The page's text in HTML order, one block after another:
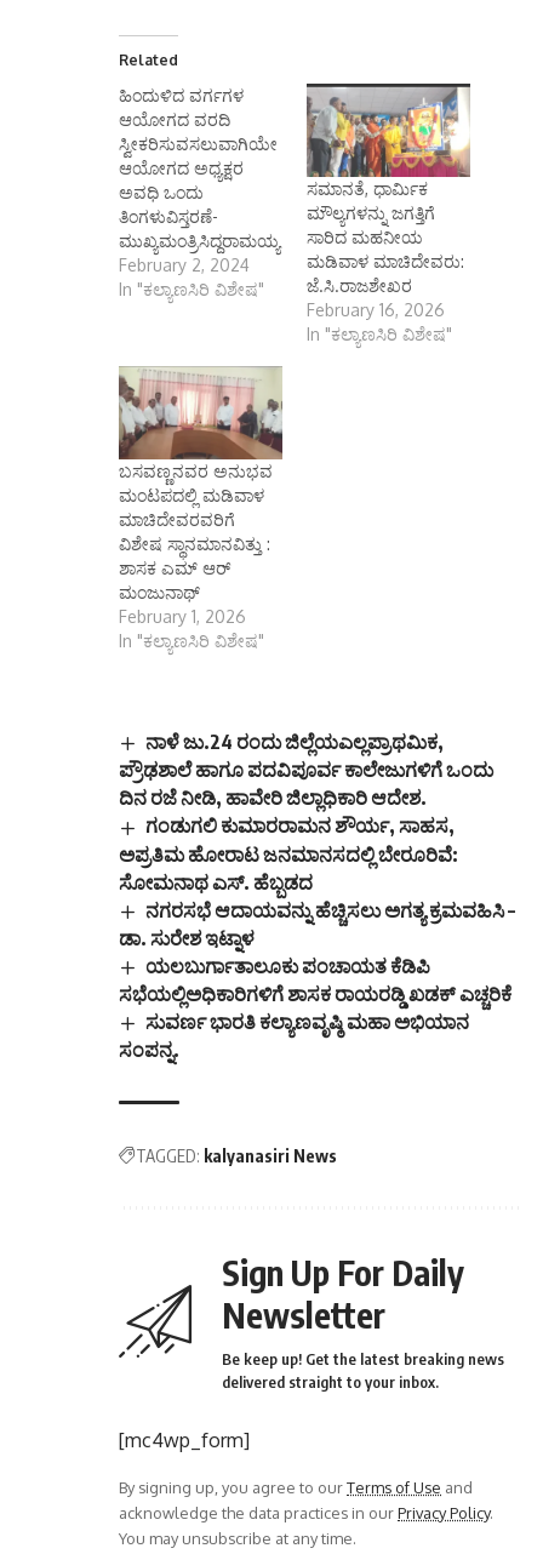
Related
ಹಿಂದುಳಿದ ವರ್ಗಗಳ
ಆಯೋಗದ ವರದಿ
ಸ್ವೀಕರಿಸುವಸಲುವಾಗಿಯೇ
ಆಯೋಗದ ಅಧ್ಯಕ್ಷರ
ಅವಧಿ ಒಂದು
ತಿಂಗಳುವಿಸ್ತರಣೆ-
ಮುಖ್ಯಮಂತ್ರಿಸಿದ್ದರಾಮಯ್ಯ
February 2, 2024
In "ಕಲ್ಯಾಣಸಿರಿ ವಿಶೇಷ"
ಸಮಾನತೆ, ಧಾರ್ಮಿಕ
ಮೌಲ್ಯಗಳನ್ನು ಜಗತ್ತಿಗೆ
ಸಾರಿದ ಮಹನೀಯ
ಮಡಿವಾಳ ಮಾಚಿದೇವರು:
ಜೆ.ಸಿ.ರಾಜಶೇಖರ
February 16, 2026
In "ಕಲ್ಯಾಣಸಿರಿ ವಿಶೇಷ"
ಬಸವಣ್ಣನವರ ಅನುಭವ
ಮಂಟಪದಲ್ಲಿ ಮಡಿವಾಳ
ಮಾಚಿದೇವರವರಿಗೆ
ವಿಶೇಷ ಸ್ಥಾನಮಾನವಿತ್ತು :
ಶಾಸಕ ಎಮ್ ಆರ್
ಮಂಜುನಾಥ್
February 1, 2026
In "ಕಲ್ಯಾಣಸಿರಿ ವಿಶೇಷ"
ನಾಳೆ ಜು.24 ರಂದು ಜಿಲ್ಲೆಯಎಲ್ಲಪ್ರಾಥಮಿಕ,
ಪ್ರೌಢಶಾಲೆ ಹಾಗೂ ಪದವಿಪೂರ್ವ ಕಾಲೇಜುಗಳಿಗೆ ಒಂದು
ದಿನ ರಜೆ ನೀಡಿ, ಹಾವೇರಿ ಜಿಲ್ಲಾಧಿಕಾರಿ ಆದೇಶ.
ಗಂಡುಗಲಿ ಕುಮಾರರಾಮನ ಶೌರ್ಯ, ಸಾಹಸ,
ಅಪ್ರತಿಮ ಹೋರಾಟ ಜನಮಾನಸದಲ್ಲಿ ಬೇರೂರಿವೆ:
ಸೋಮನಾಥ ಎಸ್. ಹೆಬ್ಬಡದ
ನಗರಸಭೆ ಆದಾಯವನ್ನು ಹೆಚ್ಚಿಸಲು ಅಗತ್ಯ ಕ್ರಮವಹಿಸಿ –
ಡಾ. ಸುರೇಶ ಇಟ್ನಾಳ
ಯಲಬುರ್ಗಾತಾಲೂಕು ಪಂಚಾಯತ ಕೆಡಿಪಿ
ಸಭೆಯಲ್ಲಿಅಧಿಕಾರಿಗಳಿಗೆ ಶಾಸಕ ರಾಯರಡ್ಡಿ ಖಡಕ್ ಎಚ್ಚರಿಕೆ
ಸುವರ್ಣ ಭಾರತಿ ಕಲ್ಯಾಣವೃಷ್ಠಿ ಮಹಾ ಅಭಿಯಾನ
ಸಂಪನ್ನ.
TAGGED: kalyanasiri News
Sign Up For Daily
Newsletter
Be keep up! Get the latest breaking news
delivered straight to your inbox.
[mc4wp_form]
By signing up, you agree to ourTerms of Use and
acknowledge the data practices in ourPrivacy Policy.
You may unsubscribe at any time.